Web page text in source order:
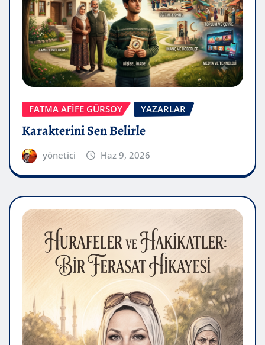
FATMA AFİFE GÜRSOY YAZARLAR
Karakterini Sen Belirle
yönetici Haz 9, 2026